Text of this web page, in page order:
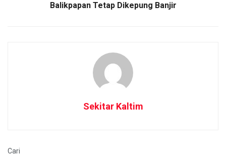
Balikpapan Tetap Dikepung Banjir
Sekitar Kaltim
Cari